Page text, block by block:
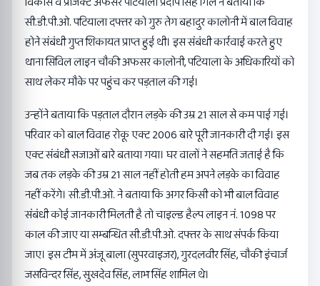
सी.डी.पी.ओ. पटियाला दफ्तर को गुरु तेग बहादुर कालोनी में बाल विवाह
होने संबंधी गुप्त शिकायत प्राप्त हुई थी। इस संबंधी कार्रवाई करते हुए
थाना सिविल लाइन चौकी अफसर कालोनी, पटियाला के अधिकारियों को
साथ लेकर मौके पर पहुंच कर पड़ताल की गई।
उन्होंने बताया कि पड़ताल दौरान लड़के की उम्र 21 साल से कम पाई गई।
परिवार को बाल विवाह रोकू एक्ट 2006 बारे पूरी जानकारी दी गई। इस
एक्ट संबंधी सजाओं बारे बताया गया। घर वालों ने सहमति जताई है कि
जब तक लड़के की उम्र 21 साल नहीं होती हम अपने लड़के का विवाह
नहीं करेंगे। सी.डी.पी.ओ. ने बताया कि अगर किसी को भी बाल विवाह
संबंधी कोई जानकारी मिलती है तो चाइल्ड हैल्प लाइन नं. 1098 पर
काल की जाए या सम्बन्धित सी.डी.पी.ओ. दफ्तर के साथ संपर्क किया
जाए। इस टीम में अंजू बाला (सुपरवाइजर), गुरदलवीर सिंह, चौकी इंचार्ज
जसविन्दर सिंह, सुखदेव सिंह, लाभ सिंह शामिल थे।